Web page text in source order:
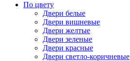
По цвету
Двери белые
Двери вишневые
Двери желтые
Двери зеленые
Двери красные
Двери светло-коричневые